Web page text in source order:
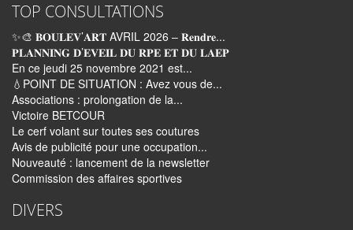
TOP CONSULTATIONS
✨🎨 𝐁𝐎𝐔𝐋𝐄𝐕’𝐀𝐑𝐓 AVRIL 2026 – 𝐑𝐞𝐧𝐝𝐫𝐞...
𝐏𝐋𝐀𝐍𝐍𝐈𝐍𝐆 𝐃’𝐄𝐕𝐄𝐈𝐋 𝐃𝐔 𝐑𝐏𝐄 𝐄𝐓 𝐃𝐔 𝐋𝐀𝐄𝐏
En ce jeudi 25 novembre 2021 est...
💧POINT DE SITUATION : Avez vous de...
Associations : prolongation de la...
Victoire BETCOUR
Le cerf volant sur toutes ses coutures
Avis de publicité pour une occupation...
Nouveauté : lancement de la newsletter
Commission des affaires sportives
DIVERS